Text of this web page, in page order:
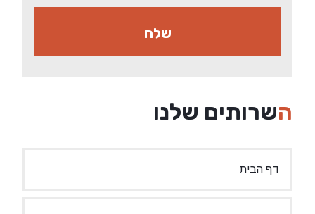
השרותים שלנו
דף הבית